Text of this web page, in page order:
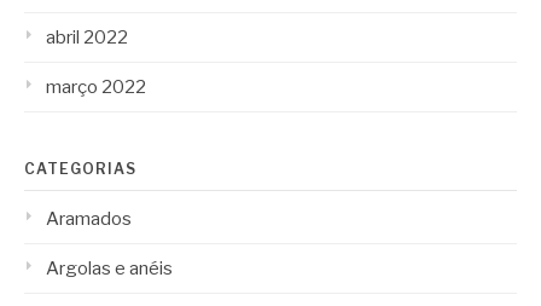
abril 2022
março 2022
CATEGORIAS
Aramados
Argolas e anéis